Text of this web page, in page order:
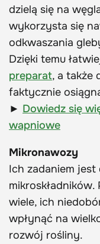
dzielą się na
wykorzysta się
odkwaszania
Dzięki temu
preparat, a także
faktycznie
► Dowiedz się
wapniowe
Mikronawozy
Ich zadaniem
wiele, ich
wpłynąć na
rozwój rośliny.